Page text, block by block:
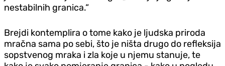
nestabilnih granica.“
Brejdi kontemplira o tome kako je ljudska priroda
mračna sama po sebi, što je ništa drugo do refleksija
sopstvenog mraka i zla koje u njemu stanuje, te